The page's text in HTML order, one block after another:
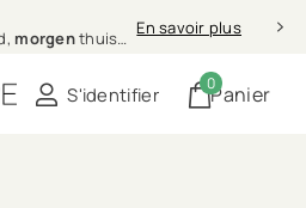
morgenthuis (in NL & BE) En savoir plus
S'identifier Panier
0